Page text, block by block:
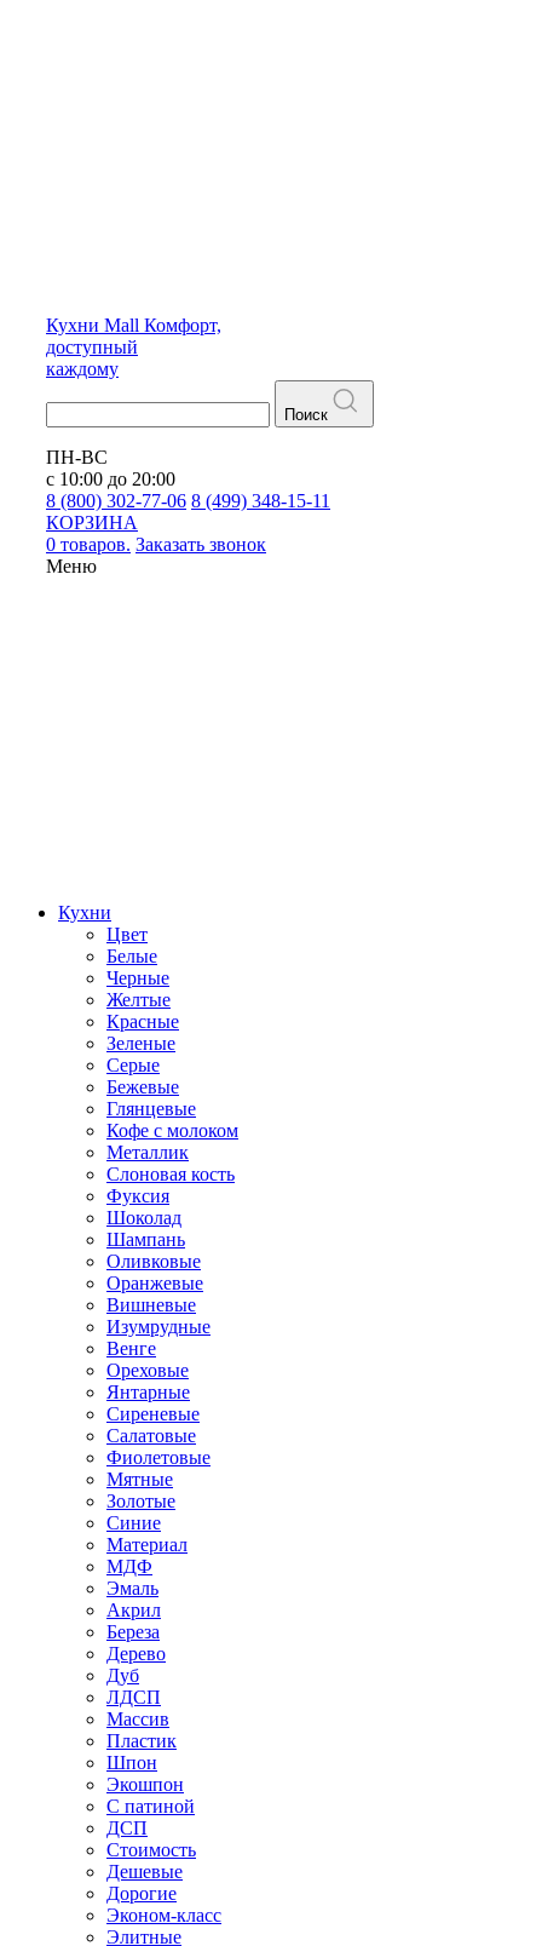
Кухни Mall Комфорт,
доступный
каждому
Поиск
ПН-ВС
с 10:00 до 20:00
8 (800) 302-77-06 8 (499) 348-15-11
КОРЗИНА
0 товаров. Заказать звонок
Меню
Кухни
Цвет
Белые
Черные
Желтые
Красные
Зеленые
Серые
Бежевые
Глянцевые
Кофе с молоком
Металлик
Слоновая кость
Фуксия
Шоколад
Шампань
Оливковые
Оранжевые
Вишневые
Изумрудные
Венге
Ореховые
Янтарные
Сиреневые
Салатовые
Фиолетовые
Мятные
Золотые
Синие
Материал
МДФ
Эмаль
Акрил
Береза
Дерево
Дуб
ЛДСП
Массив
Пластик
Шпон
Экошпон
С патиной
ДСП
Стоимость
Дешевые
Дорогие
Эконом-класс
Элитные